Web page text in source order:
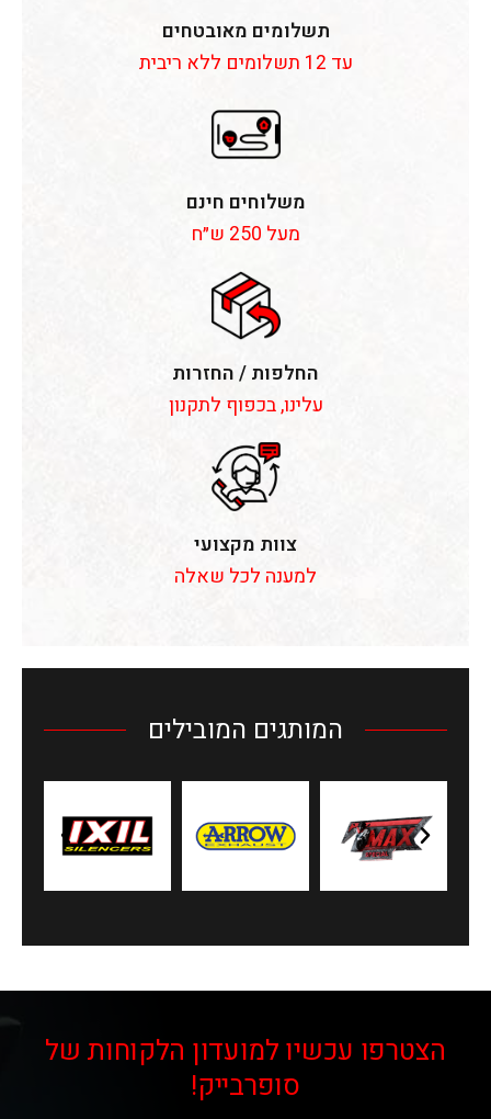
תשלומים מאובטחים
עד 12 תשלומים ללא ריבית
משלוחים חינם
מעל 250 ש״ח
החלפות / החזרות
עלינו, בכפוף לתקנון
צוות מקצועי
למענה לכל שאלה
המותגים המובילים
הצטרפו עכשיו למועדון הלקוחות של
סופרבייק!